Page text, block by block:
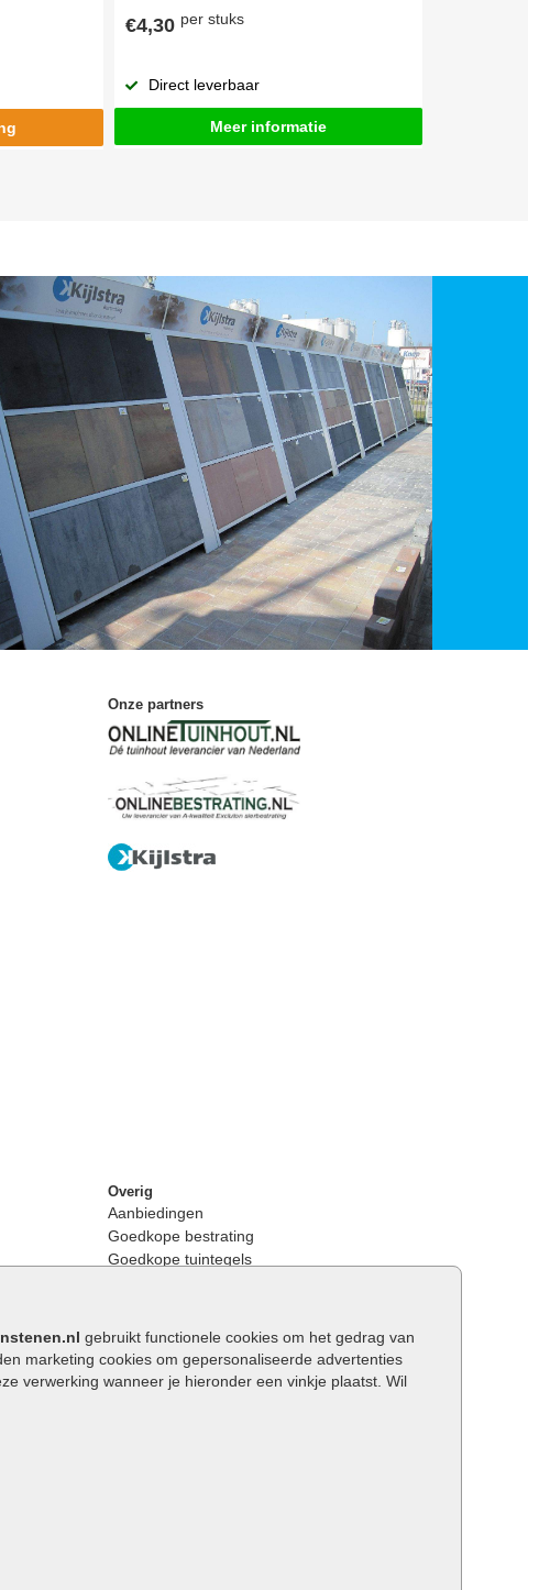
gebruikt functionele cookies om het gedrag van
marketing cookies om gepersonaliseerde advertenties
verwerking wanneer je hieronder een vinkje plaatst. Wil
€4,30 per stuks
Direct leverbaar
Meer informatie
Onze partners
Overig
Aanbiedingen
Goedkope bestrating
Goedkope tuintegels
Opsluitbanden plaatsen
Keerwanden
Traptreden tuin